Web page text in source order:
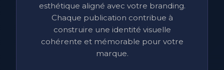
esthétique aligné avec votre branding.
Chaque publication contribue à
construire une identité visuelle
cohérente et mémorable pour votre
marque.